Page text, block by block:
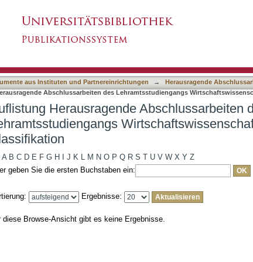
aus Instituten und Partnereinrichtungen →
Herausragende
Abschlussarbeiten des Lehramtsstudiengangs
Herausragende Abschlussarbeiten
A B C D E F G H J K L M N O P Q R S T U V W X Y Z
geben Sie die ersten Buchstaben ein:
Ergebnisse:
diese Browse-Ansicht gibt es keine Ergebnisse.